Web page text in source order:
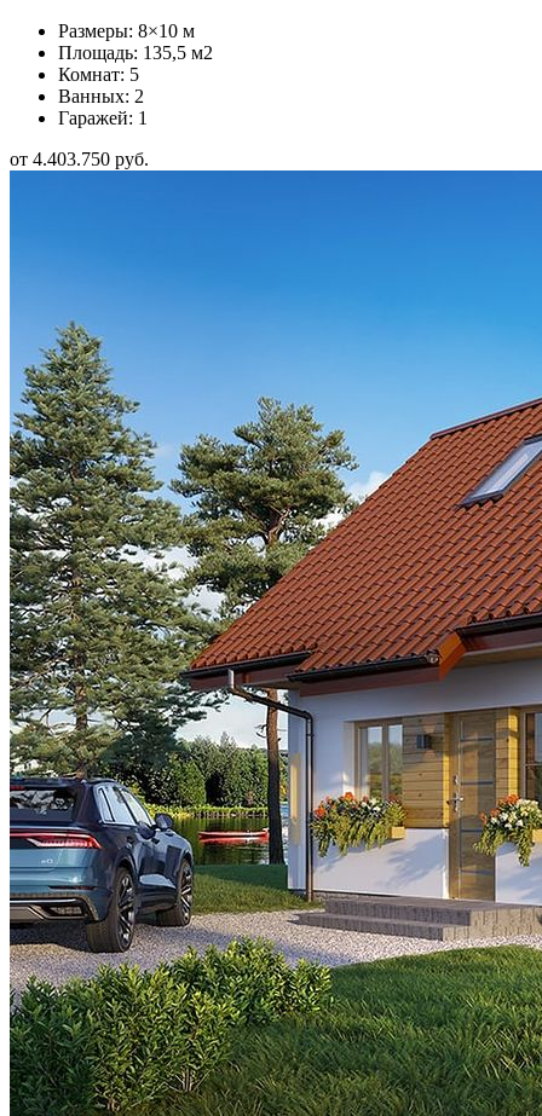
Размеры: 8×10 м
Площадь: 135,5 м2
Комнат: 5
Ванных: 2
Гаражей: 1
от 4.403.750 руб.